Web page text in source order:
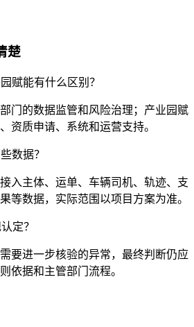
楚
赋能有什么区别？
门的数据监管和风险治理；产业园赋
资质申请、系统和运营支持。
数据？
入主体、运单、车辆司机、轨迹、支
等数据，实际范围以项目方案为准。
定？
要进一步核验的异常，最终判断仍应
依据和主管部门流程。